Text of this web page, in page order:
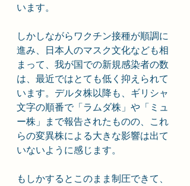
います。
しかしながらワクチン接種が順調に
進み、日本人のマスク文化なども相
まって、我が国での新規感染者の数
は、最近ではとても低く抑えられて
います。デルタ株以降も、ギリシャ
文字の順番で「ラムダ株」や「ミュ
ー株」まで報告されたものの、これ
らの変異株による大きな影響は出て
いないように感じます。
もしかするとこのまま制圧できて、